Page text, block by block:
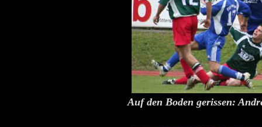
Auf den Boden gerissen: